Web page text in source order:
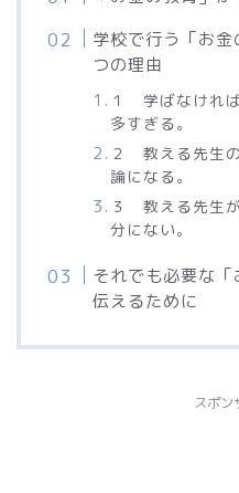
学校で行う「お金
つの理由
１ 学ばなけれ
多すぎる。
２ 教える先生
論になる。
３ 教える先生
分にない。
それでも必要な
伝えるために
スポン